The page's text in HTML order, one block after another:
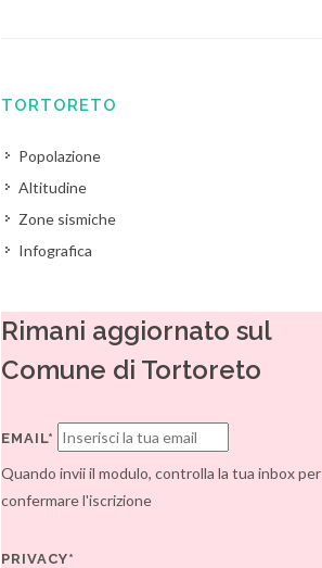
TORTORETO
Popolazione
Altitudine
Zone sismiche
Infografica
Rimani aggiornato sul
Comune di Tortoreto
EMAIL*
Quando invii il modulo, controlla la tua inbox per
confermare l'iscrizione
PRIVACY*